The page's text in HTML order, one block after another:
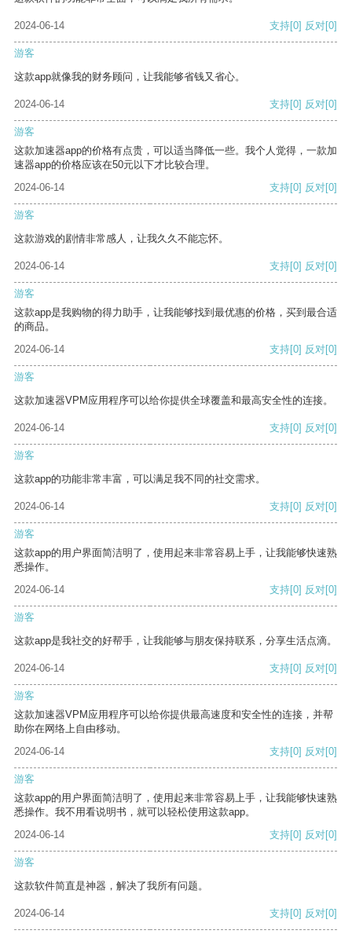
2024-06-14 支持[0] 反对[0]
游客
这款app就像我的财务顾问，让我能够省钱又省心。
2024-06-14 支持[0] 反对[0]
游客
这款加速器app的价格有点贵，可以适当降低一些。我个人觉得，一款加
速器app的价格应该在50元以下才比较合理。
2024-06-14
支持[0] 反对[0]
游客
这款游戏的剧情非常感人，让我久久不能忘怀。
2024-06-14 支持[0] 反对[0]
游客
这款app是我购物的得力助手，让我能够找到最优惠的价格，买到最合适
的商品。
2024-06-14
支持[0] 反对[0]
游客
这款加速器VPM应用程序可以给你提供全球覆盖和最高安全性的连接。
2024-06-14 支持[0] 反对[0]
游客
这款app的功能非常丰富，可以满足我不同的社交需求。
2024-06-14 支持[0] 反对[0]
游客
这款app的用户界面简洁明了，使用起来非常容易上手，让我能够快速熟
悉操作。
2024-06-14
支持[0] 反对[0]
游客
这款app是我社交的好帮手，让我能够与朋友保持联系，分享生活点滴。
2024-06-14 支持[0] 反对[0]
游客
这款加速器VPM应用程序可以给你提供最高速度和安全性的连接，并帮
助你在网络上自由移动。
2024-06-14
支持[0] 反对[0]
游客
这款app的用户界面简洁明了，使用起来非常容易上手，让我能够快速熟
悉操作。我不用看说明书，就可以轻松使用这款app。
2024-06-14
支持[0] 反对[0]
游客
这款软件简直是神器，解决了我所有问题。
2024-06-14 支持[0] 反对[0]